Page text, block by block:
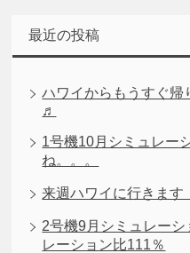
最近の投稿
ハワイからもうすぐ帰
♬
1号機10月シミュレー
ね。。。
来週ハワイに行きます
2号機9月シミュレーシ
レーション比111％